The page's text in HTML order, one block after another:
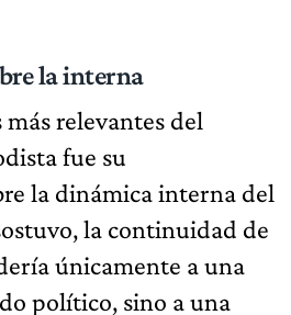
la interna
relevantes del
fue su
la dinámica interna del
la continuidad de
únicamente a una
político, sino a una